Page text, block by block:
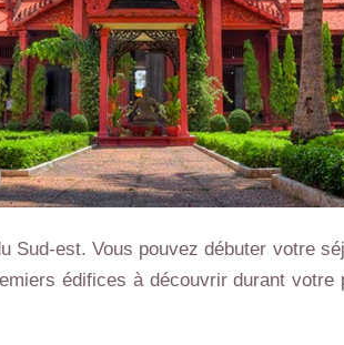
Sud-est. Vous pouvez débuter votre
édifices à découvrir durant